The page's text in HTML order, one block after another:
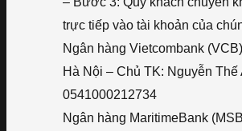
trực tiếp vào tài khoản của
Ngân hàng Vietcombank
Hà Nội – Chủ TK: Nguyễn Thế
0541000212734
Ngân hàng MaritimeBank